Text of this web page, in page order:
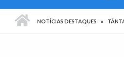
PÁGINA INICIAL
NOTÍCIAS DESTAQUES